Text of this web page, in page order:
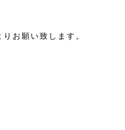
お願い致します。